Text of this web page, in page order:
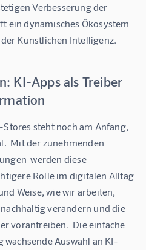
Verbesserung der
ein dynamisches Ökosystem
Künstlichen Intelligenz.
KI-Apps als Treiber
steht noch am Anfang,
Mit der zunehmenden
werden diese
Rolle im digitalen Alltag
Weise, wie wir arbeiten,
verändern und die
vorantreiben.  Die einfache
Auswahl an KI-